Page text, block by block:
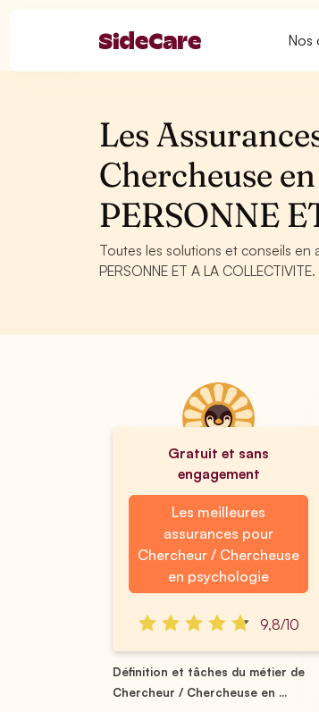
Nos
Les
Chercheuse
PERSONNE
Toutes les solutions et conseils en
PERSONNE ET A LA
Gratuit et sans
engagement
Les meilleures
assurances pour
Chercheur / Chercheuse
en psychologie
9,8/10
Définition et tâches du métier de
Chercheur / Chercheuse en ...